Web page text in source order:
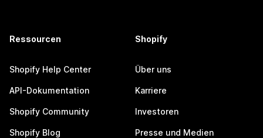
Ressourcen
Shopify Help Center
API-Dokumentation
Shopify Community
Shopify Blog
Shopify
Über uns
Karriere
Investoren
Presse und Medien